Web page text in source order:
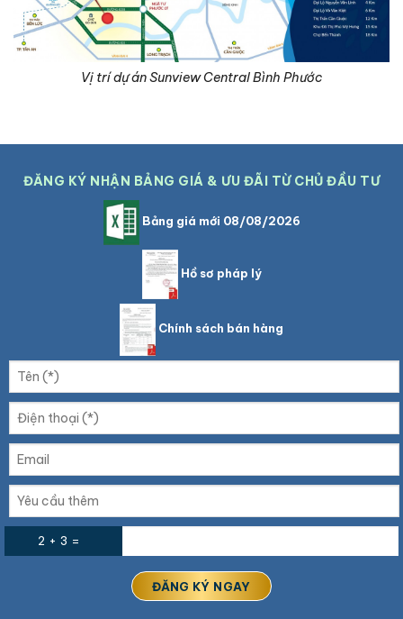
Vị trí dự án Sunview Central Bình Phước
ĐĂNG KÝ NHẬN BẢNG GIÁ & ƯU ĐÃI TỪ CHỦ ĐẦU TƯ
Bảng giá mới 08/08/2026
Hồ sơ pháp lý
Chính sách bán hàng
2 + 3 =